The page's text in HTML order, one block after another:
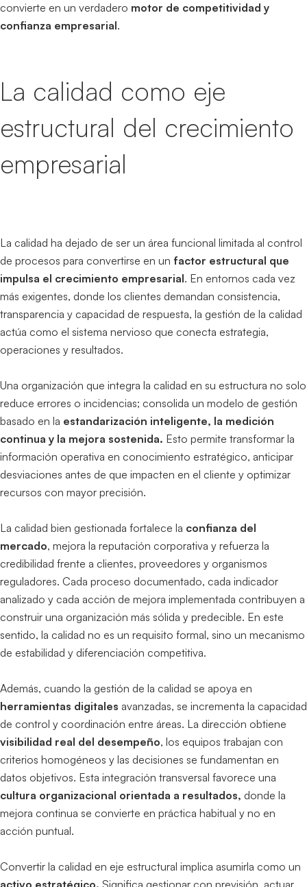
convierte en un verdadero motor de competitividad y
confianza empresarial.
La calidad como eje
estructural del crecimiento
empresarial
La calidad ha dejado de ser un área funcional limitada al control
de procesos para convertirse en un factor estructural que
impulsa el crecimiento empresarial. En entornos cada vez
más exigentes, donde los clientes demandan consistencia,
transparencia y capacidad de respuesta, la gestión de la calidad
actúa como el sistema nervioso que conecta estrategia,
operaciones y resultados.
Una organización que integra la calidad en su estructura no solo
reduce errores o incidencias; consolida un modelo de gestión
basado en la estandarización inteligente, la medición
continua y la mejora sostenida. Esto permite transformar la
información operativa en conocimiento estratégico, anticipar
desviaciones antes de que impacten en el cliente y optimizar
recursos con mayor precisión.
La calidad bien gestionada fortalece la confianza del
mercado, mejora la reputación corporativa y refuerza la
credibilidad frente a clientes, proveedores y organismos
reguladores. Cada proceso documentado, cada indicador
analizado y cada acción de mejora implementada contribuyen a
construir una organización más sólida y predecible. En este
sentido, la calidad no es un requisito formal, sino un mecanismo
de estabilidad y diferenciación competitiva.
Además, cuando la gestión de la calidad se apoya en
herramientas digitales avanzadas, se incrementa la capacidad
de control y coordinación entre áreas. La dirección obtiene
visibilidad real del desempeño, los equipos trabajan con
criterios homogéneos y las decisiones se fundamentan en
datos objetivos. Esta integración transversal favorece una
cultura organizacional orientada a resultados, donde la
mejora continua se convierte en práctica habitual y no en
acción puntual.
Convertir la calidad en eje estructural implica asumirla como un
activo estratégico. Significa gestionar con previsión, actuar